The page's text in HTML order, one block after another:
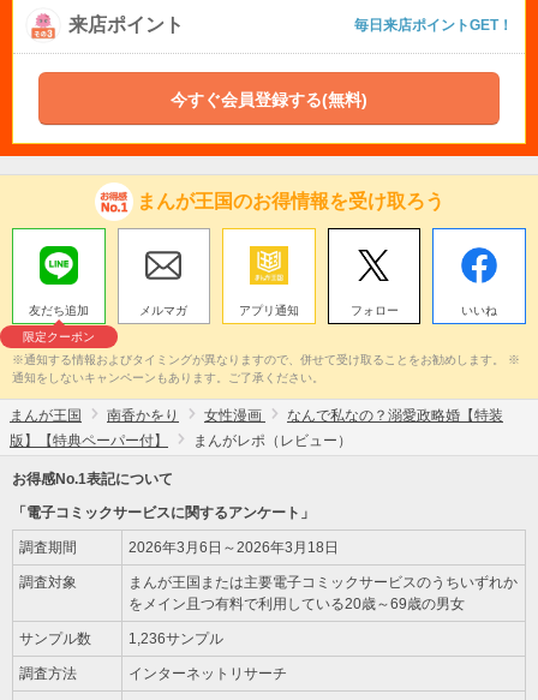
来店ポイント 毎日来店ポイントGET！
今すぐ会員登録する(無料)
まんが王国のお得情報を受け取ろう
友だち追加
限定クーポン
メルマガ アプリ通知 フォロー いいね
※通知する情報およびタイミングが異なりますので、併せて受け取ることをお勧めします。 ※
通知をしないキャンペーンもあります。ご了承ください。
まんが王国 南香かをり 女性漫画
なんで私なの？溺愛政略婚【特装
版】【特典ペーパー付】
まんがレポ（レビュー）
お得感No.1表記について
「電子コミックサービスに関するアンケート」
調査期間 2026年3月6日～2026年3月18日
調査対象
まんが王国または主要電子コミックサービスのうちいずれか
をメイン且つ有料で利用している20歳～69歳の男女
サンプル数 1,236サンプル
調査方法 インターネットリサーチ